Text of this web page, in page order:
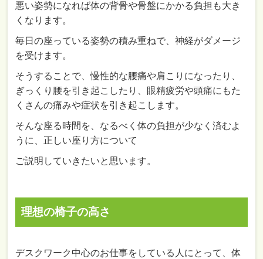
悪い姿勢になれば体の背骨や骨盤にかかる負担も大き
くなります。
毎日の座っている姿勢の積み重ねで、神経がダメージ
を受けます。
そうすることで、慢性的な腰痛や肩こりになったり、
ぎっくり腰を引き起こしたり、眼精疲労や頭痛にもた
くさんの痛みや症状を引き起こします。
そんな座る時間を、なるべく体の負担が少なく済むよ
うに、正しい座り方について
ご説明していきたいと思います。
理想の椅子の高さ
デスクワーク中心のお仕事をしている人にとって、体